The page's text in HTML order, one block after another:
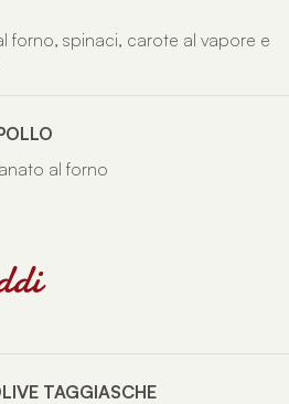
forno, spinaci, carote al vapore e
al forno
TAGGIASCHE